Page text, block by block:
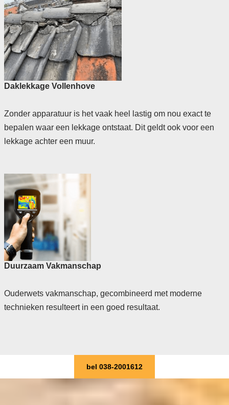
Daklekkage Vollenhove
Zonder apparatuur is het vaak heel lastig om nou exact te
bepalen waar een lekkage ontstaat. Dit geldt ook voor een
lekkage achter een muur.
Duurzaam Vakmanschap
Ouderwets vakmanschap, gecombineerd met moderne
technieken resulteert in een goed resultaat.
bel 038-2001612